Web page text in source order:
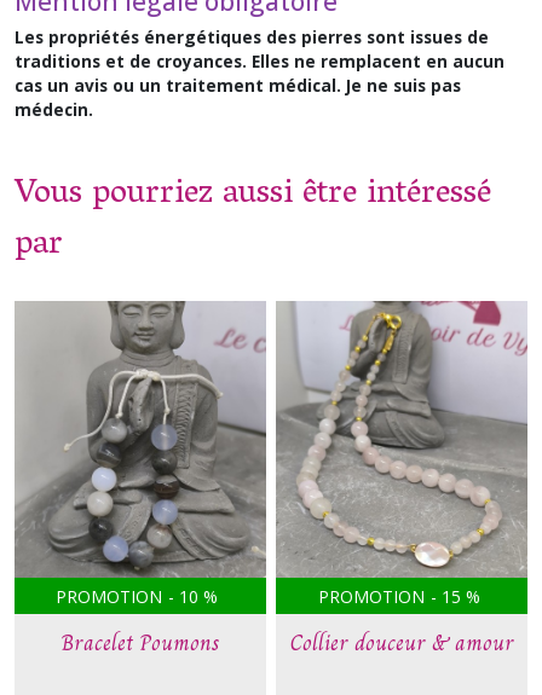
Les propriétés énergétiques des pierres sont issues de
traditions et de croyances. Elles ne remplacent en aucun
cas un avis ou un traitement médical. Je ne suis pas
médecin.
Vous pourriez aussi être intéressé
par
PROMOTION - 10 %
Bracelet Poumons
PROMOTION - 15 %
Collier douceur & amour